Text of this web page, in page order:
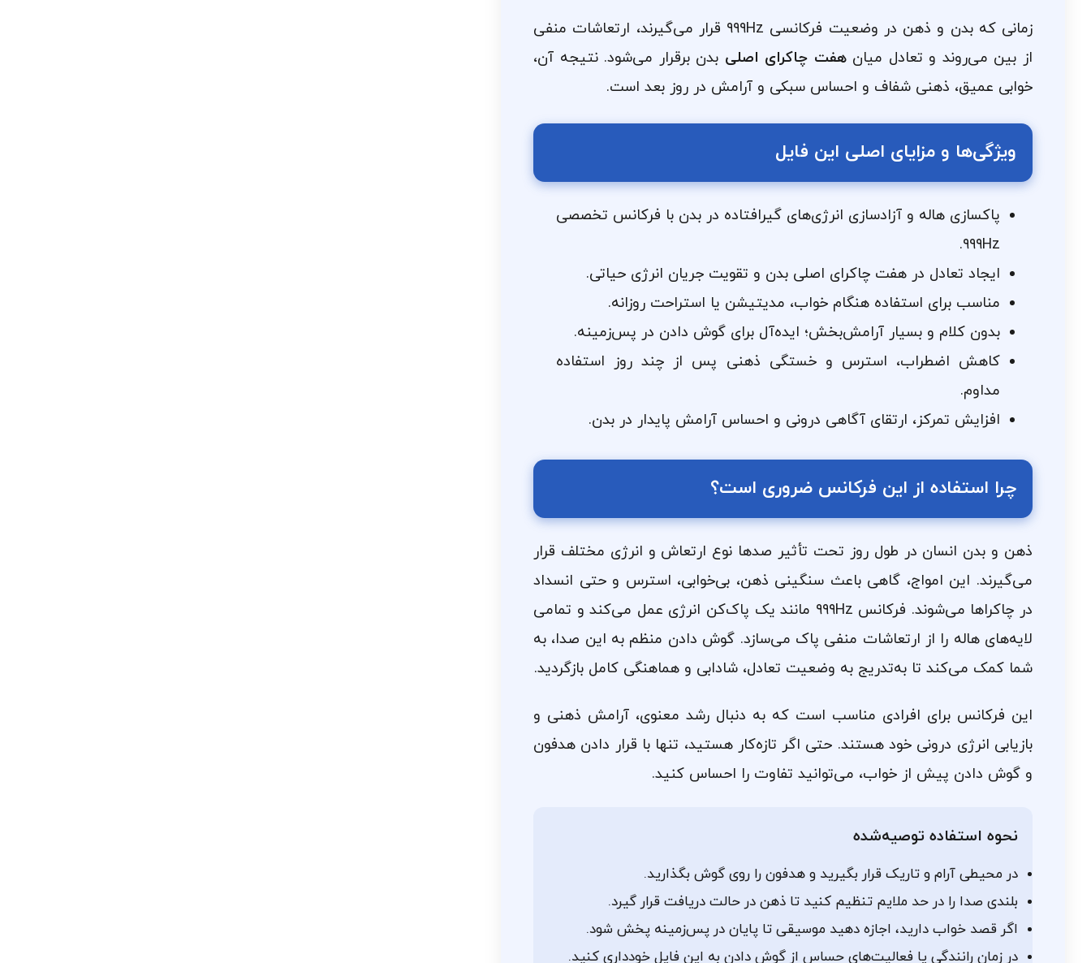
زمانی که بدن و ذهن در وضعیت فرکانسی ۹۹۹Hz قرار می‌گیرند، ارتعاشات منفی
از بین می‌روند و تعادل میانهفت چاکرای اصلی بدن برقرار می‌شود. نتیجه آن،
خوابی عمیق، ذهنی شفاف و احساس سبکی و آرامش در روز بعد است.
ویژگی‌ها و مزایای اصلی این فایل
پاکسازی هاله و آزادسازی انرژی‌های گیر‌افتاده در بدن با فرکانس تخصصی
۹۹۹Hz.
ایجاد تعادل در هفت چاکرای اصلی بدن و تقویت جریان انرژی حیاتی.
مناسب برای استفاده هنگام خواب، مدیتیشن یا استراحت روزانه.
بدون کلام و بسیار آرامش‌بخش؛ ایده‌آل برای گوش دادن در پس‌زمینه.
کاهش اضطراب، استرس و خستگی ذهنی پس از چند روز استفاده
مداوم.
افزایش تمرکز، ارتقای آگاهی درونی و احساس آرامش پایدار در بدن.
چرا استفاده از این فرکانس ضروری است؟
ذهن و بدن انسان در طول روز تحت تأثیر صدها نوع ارتعاش و انرژی مختلف قرار
می‌گیرند. این امواج، گاهی باعث سنگینی ذهن، بی‌خوابی، استرس و حتی انسداد
در چاکراها می‌شوند. فرکانس ۹۹۹Hz مانند یک پاک‌کن انرژی عمل می‌کند و تمامی
لایه‌های هاله را از ارتعاشات منفی پاک می‌سازد. گوش دادن منظم به این صدا، به
شما کمک می‌کند تا به‌تدریج به وضعیت تعادل، شادابی و هماهنگی کامل بازگردید.
این فرکانس برای افرادی مناسب است که به دنبال رشد معنوی، آرامش ذهنی و
بازیابی انرژی درونی خود هستند. حتی اگر تازه‌کار هستید، تنها با قرار دادن هدفون
و گوش دادن پیش از خواب، می‌توانید تفاوت را احساس کنید.
نحوه استفاده توصیه‌شده
در محیطی آرام و تاریک قرار بگیرید و هدفون را روی گوش بگذارید.
بلندی صدا را در حد ملایم تنظیم کنید تا ذهن در حالت دریافت قرار گیرد.
اگر قصد خواب دارید، اجازه دهید موسیقی تا پایان در پس‌زمینه پخش شود.
در زمان رانندگی یا فعالیت‌های حساس از گوش دادن به این فایل خودداری کنید.